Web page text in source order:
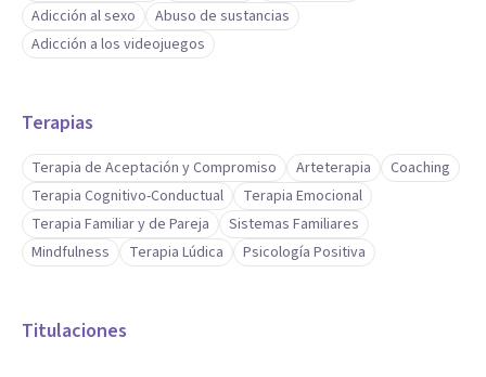
Adicción al sexo
Abuso de sustancias
Adicción a los videojuegos
Terapias
Terapia de Aceptación y Compromiso Arteterapia
Coaching
Terapia Cognitivo-Conductual
Terapia Emocional
Terapia Familiar y de Pareja
Sistemas Familiares
Mindfulness
Terapia Lúdica Psicología Positiva
Titulaciones